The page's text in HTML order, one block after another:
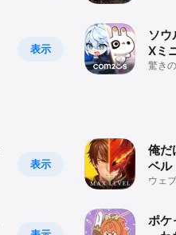
表示
ソ
Xミ
動物
驚き
表示
俺だ
ベル
ウェ
ポケ